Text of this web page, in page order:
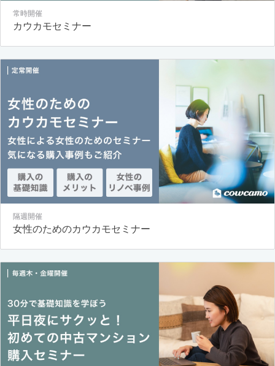
常時開催
カウカモセミナー
隔週開催
女性のためのカウカモセミナー